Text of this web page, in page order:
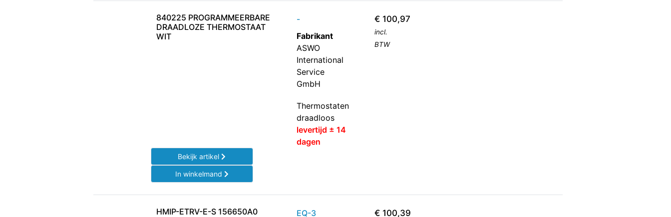
840225 PROGRAMMEERBARE
DRAADLOZE THERMOSTAAT
WIT
-
Fabrikant
ASWO
International
Service
GmbH
Thermostaten
draadloos
levertijd ± 14
dagen
€ 100,97
incl.
BTW
Bekijk artikel
In winkelmand
HMIP-ETRV-E-S 156650A0
EQ-3 € 100,39